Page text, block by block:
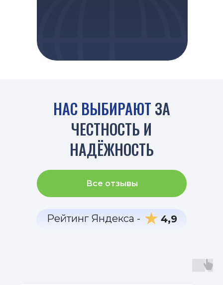
НАС ВЫБИРАЮТ ЗА
ЧЕСТНОСТЬ И
НАДЁЖНОСТЬ
Рейтинг Яндекса - 4,9
Все отзывы